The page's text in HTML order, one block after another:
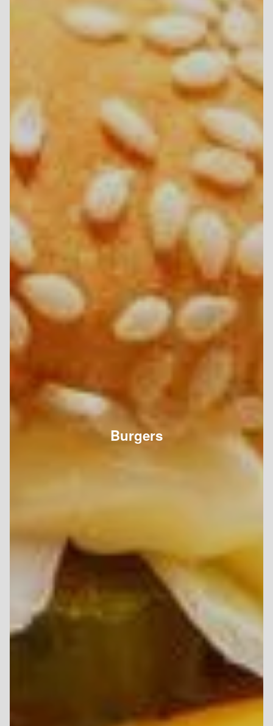
Burgers